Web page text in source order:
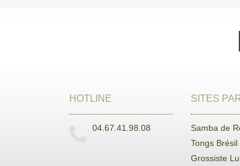
HOTLINE
04.67.41.98.08
SITES
Samba de
Tongs Brésil
Grossiste